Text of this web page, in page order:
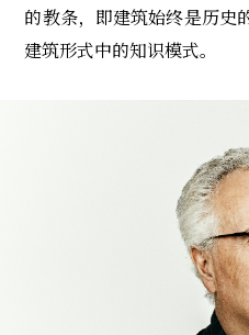
的教条，即建筑始终是历史
建筑形式中的知识模式。